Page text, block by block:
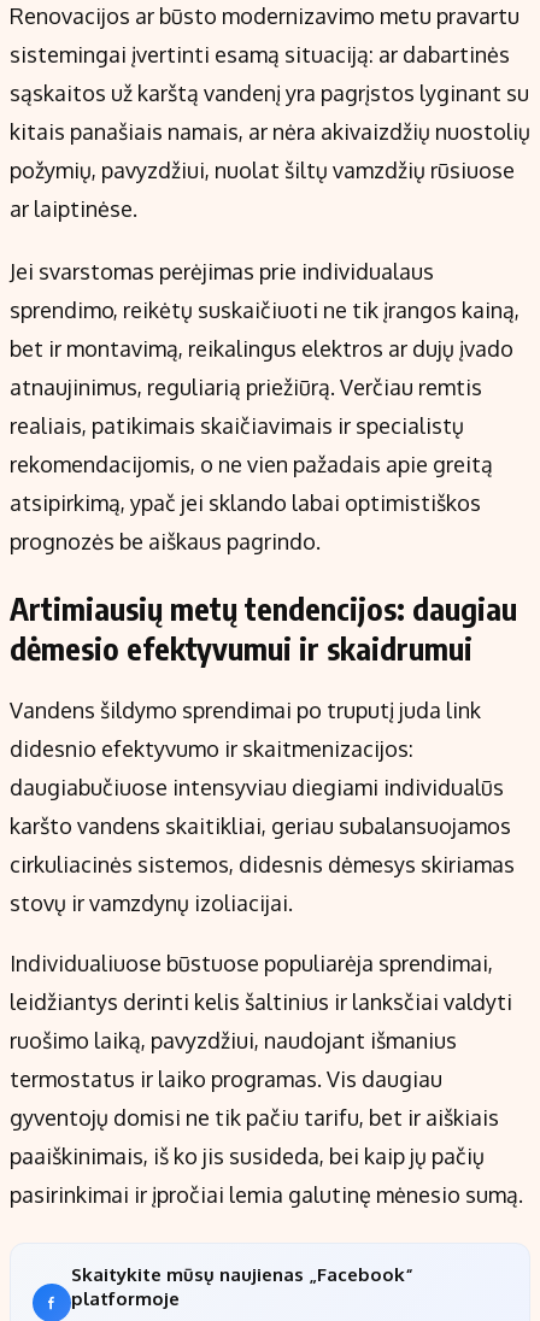
Renovacijos ar būsto modernizavimo metu pravartu
sistemingai įvertinti esamą situaciją: ar dabartinės
sąskaitos už karštą vandenį yra pagrįstos lyginant su
kitais panašiais namais, ar nėra akivaizdžių nuostolių
požymių, pavyzdžiui, nuolat šiltų vamzdžių rūsiuose
ar laiptinėse.
Jei svarstomas perėjimas prie individualaus
sprendimo, reikėtų suskaičiuoti ne tik įrangos kainą,
bet ir montavimą, reikalingus elektros ar dujų įvado
atnaujinimus, reguliarią priežiūrą. Verčiau remtis
realiais, patikimais skaičiavimais ir specialistų
rekomendacijomis, o ne vien pažadais apie greitą
atsipirkimą, ypač jei sklando labai optimistiškos
prognozės be aiškaus pagrindo.
Artimiausių metų tendencijos: daugiau
dėmesio efektyvumui ir skaidrumui
Vandens šildymo sprendimai po truputį juda link
didesnio efektyvumo ir skaitmenizacijos:
daugiabučiuose intensyviau diegiami individualūs
karšto vandens skaitikliai, geriau subalansuojamos
cirkuliacinės sistemos, didesnis dėmesys skiriamas
stovų ir vamzdynų izoliacijai.
Individualiuose būstuose populiarėja sprendimai,
leidžiantys derinti kelis šaltinius ir lanksčiai valdyti
ruošimo laiką, pavyzdžiui, naudojant išmanius
termostatus ir laiko programas. Vis daugiau
gyventojų domisi ne tik pačiu tarifu, bet ir aiškiais
paaiškinimais, iš ko jis susideda, bei kaip jų pačių
pasirinkimai ir įpročiai lemia galutinę mėnesio sumą.
Skaitykite mūsų naujienas „Facebook“
platformoje